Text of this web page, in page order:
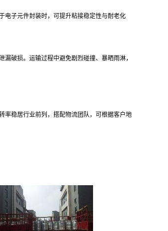
电子元件封装时，可提升粘接稳定性与耐老化
破损。运输过程中避免剧烈碰撞、暴晒雨淋，
率稳居行业前列，搭配物流团队，可根据客户地